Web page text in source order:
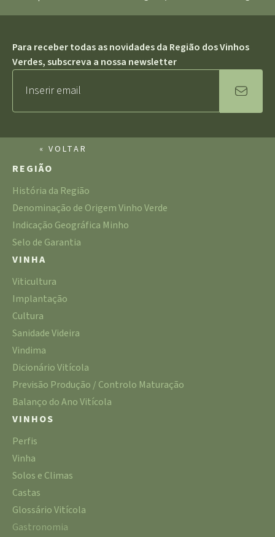
Para receber todas as novidades da Região dos Vinhos
Verdes, subscreva a nossa newsletter
« VOLTAR
REGIÃO
História da Região
Denominação de Origem Vinho Verde
Indicação Geográfica Minho
Selo de Garantia
VINHA
Viticultura
Implantação
Cultura
Sanidade Videira
Vindima
Dicionário Vitícola
Previsão Produção / Controlo Maturação
Balanço do Ano Vitícola
VINHOS
Perfis
Vinha
Solos e Climas
Castas
Glossário Vitícola
Gastronomia